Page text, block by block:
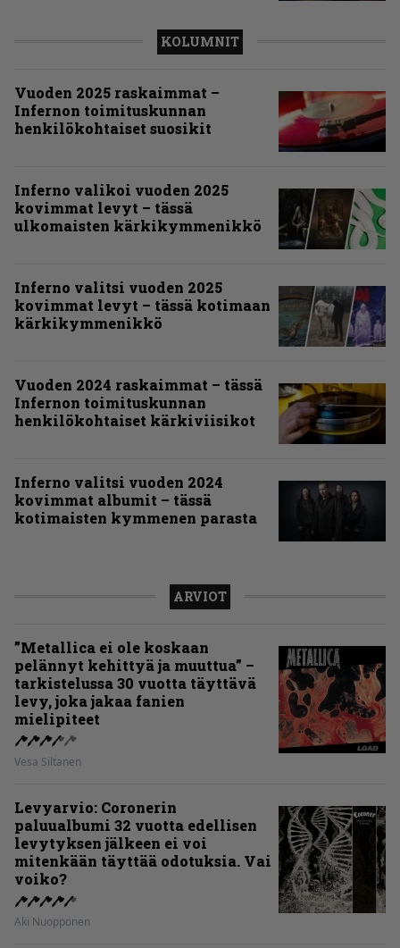
KOLUMNIT
Vuoden 2025 raskaimmat –
Infernon toimituskunnan
henkilökohtaiset suosikit
Inferno valikoi vuoden 2025
kovimmat levyt – tässä
ulkomaisten kärkikymmenikkö
Inferno valitsi vuoden 2025
kovimmat levyt – tässä kotimaan
kärkikymmenikkö
Vuoden 2024 raskaimmat – tässä
Infernon toimituskunnan
henkilökohtaiset kärkiviisikot
Inferno valitsi vuoden 2024
kovimmat albumit – tässä
kotimaisten kymmenen parasta
ARVIOT
”Metallica ei ole koskaan
pelännyt kehittyä ja muuttua” –
tarkistelussa 30 vuotta täyttävä
levy, joka jakaa fanien
mielipiteet
Vesa Siltanen
Levyarvio: Coronerin
paluualbumi 32 vuotta edellisen
levytyksen jälkeen ei voi
mitenkään täyttää odotuksia. Vai
voiko?
Aki Nuopponen